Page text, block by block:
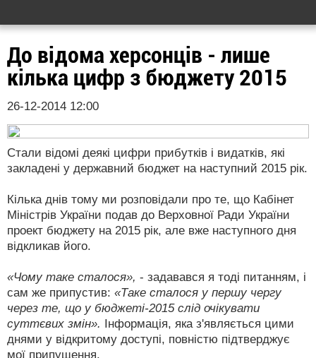
До відома херсонців - лише
кілька цифр з бюджету 2015
26-12-2014 12:00
Стали відомі деякі цифри прибутків і видатків, які
закладені у державний бюджет на наступний 2015 рік.
Кілька днів тому ми розповідали про те, що Кабінет
Міністрів України подав до Верховної Ради України
проект бюджету на 2015 рік, але вже наступного дня
відкликав його.
«Чому таке сталося», - задавався я тоді питанням, і
сам же припустив: «Таке сталося у першу чергу
через те, що у бюджеті-2015 слід очікувати
суттєвих змін». Інформація, яка з'являється цими
днями у відкритому доступі, повністю підтверджує
мої припущення.